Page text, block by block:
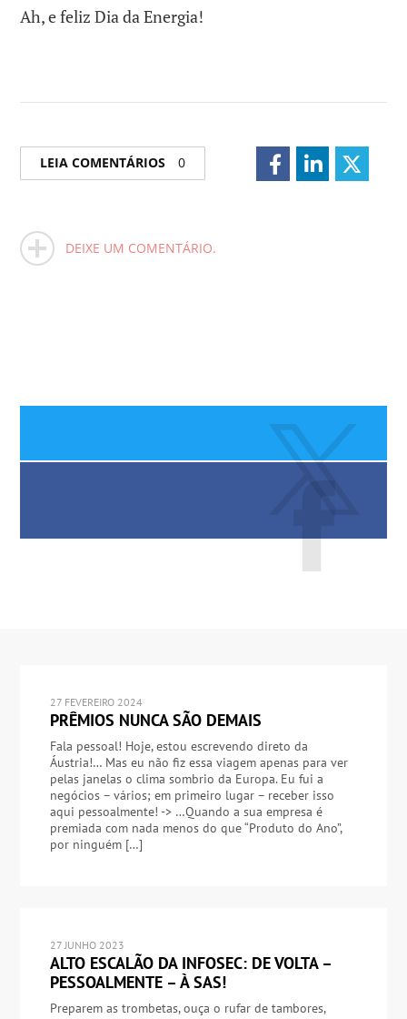
Ah, e feliz Dia da Energia!
LEIA COMENTÁRIOS 0
DEIXE UM COMENTÁRIO.
27 FEVEREIRO 2024
PRÊMIOS NUNCA SÃO DEMAIS
Fala pessoal! Hoje, estou escrevendo direto da
Áustria!… Mas eu não fiz essa viagem apenas para ver
pelas janelas o clima sombrio da Europa. Eu fui a
negócios – vários; em primeiro lugar – receber isso
aqui pessoalmente! -> …Quando a sua empresa é
premiada com nada menos do que “Produto do Ano”,
por ninguém […]
27 JUNHO 2023
ALTO ESCALÃO DA INFOSEC: DE VOLTA –
PESSOALMENTE – À SAS!
Preparem as trombetas, ouça o rufar de tambores,